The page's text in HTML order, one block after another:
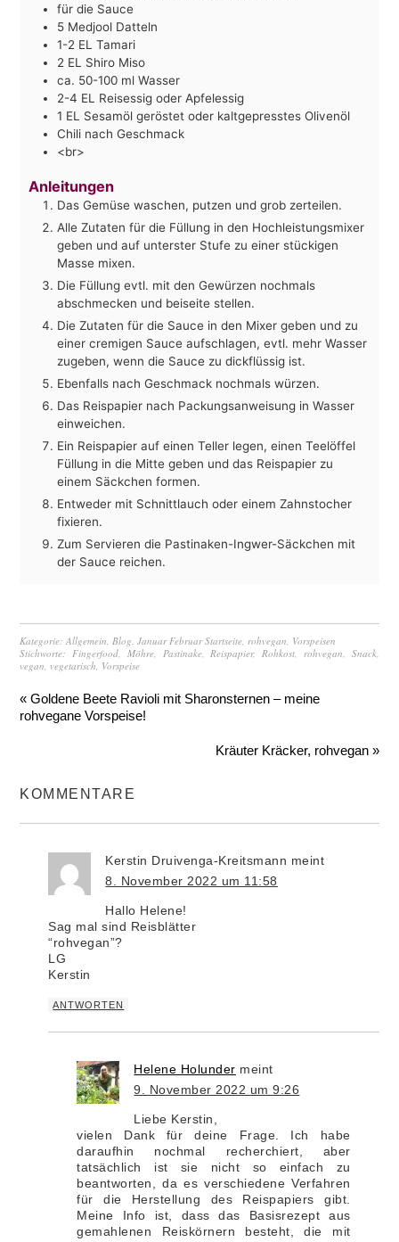
für die Sauce
5 Medjool Datteln
1-2 EL Tamari
2 EL Shiro Miso
ca. 50-100 ml Wasser
2-4 EL Reisessig oder Apfelessig
1 EL Sesamöl geröstet oder kaltgepresstes Olivenöl
Chili nach Geschmack
<br>
Anleitungen
Das Gemüse waschen, putzen und grob zerteilen.
Alle Zutaten für die Füllung in den Hochleistungsmixer
geben und auf unterster Stufe zu einer stückigen
Masse mixen.
Die Füllung evtl. mit den Gewürzen nochmals
abschmecken und beiseite stellen.
Die Zutaten für die Sauce in den Mixer geben und zu
einer cremigen Sauce aufschlagen, evtl. mehr Wasser
zugeben, wenn die Sauce zu dickflüssig ist.
Ebenfalls nach Geschmack nochmals würzen.
Das Reispapier nach Packungsanweisung in Wasser
einweichen.
Ein Reispapier auf einen Teller legen, einen Teelöffel
Füllung in die Mitte geben und das Reispapier zu
einem Säckchen formen.
Entweder mit Schnittlauch oder einem Zahnstocher
fixieren.
Zum Servieren die Pastinaken-Ingwer-Säckchen mit
der Sauce reichen.
Kategorie:Allgemein,Blog,Januar Februar Startseite,rohvegan, Vorspeisen
Stichworte:Fingerfood, Möhre, Pastinake,Reispapier,Rohkost, rohvegan, Snack,
vegan, vegetarisch, Vorspeise
« Goldene Beete Ravioli mit Sharonsternen – meine
rohvegane Vorspeise!
Kräuter Kräcker, rohvegan »
KOMMENTARE
Kerstin Druivenga-Kreitsmann meint
8. November 2022 um 11:58
Hallo Helene!
Sag mal sind Reisblätter
“rohvegan”?
LG
Kerstin
ANTWORTEN
Helene Holunder meint
9. November 2022 um 9:26
Liebe Kerstin,
vielen Dank für deine Frage. Ich habe
daraufhin nochmal recherchiert, aber
tatsächlich ist sie nicht so einfach zu
beantworten, da es verschiedene Verfahren
für die Herstellung des Reispapiers gibt.
Meine Info ist, dass das Basisrezept aus
gemahlenen Reiskörnern besteht, die mit